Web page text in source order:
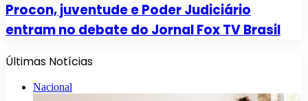
Procon, juventude e Poder Judiciário
entram no debate do Jornal Fox TV Brasil
Últimas Notícias
Nacional